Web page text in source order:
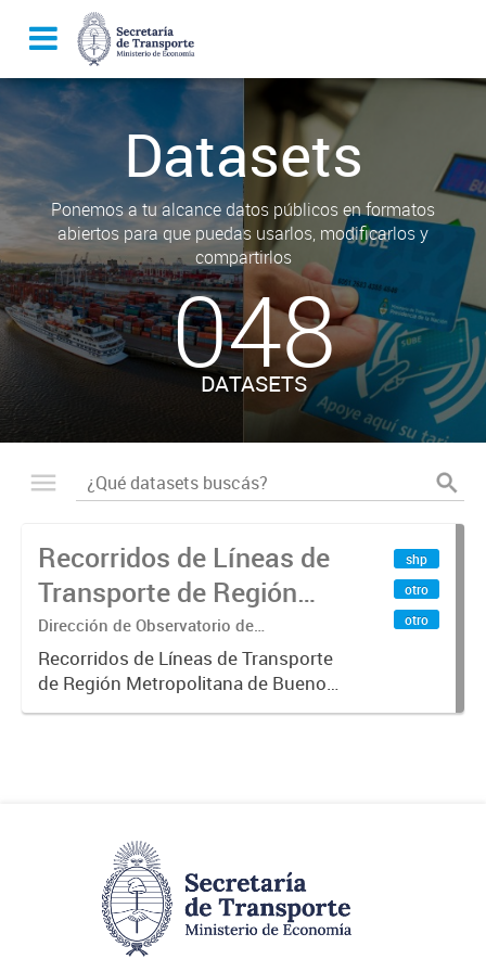
Datasets
Ponemos a tu alcance datos públicos en formatos
abiertos para que puedas usarlos, modificarlos y
compartirlos
048
DATASETS
Recorridos de Líneas de
Transporte de Región
Metropolitana de
Buenos Aires (RMBA)
Dirección de Observatorio de
Transporte, Estudio y Sistemas
Recorridos de Líneas de Transporte
de Región Metropolitana de Buenos
Aires (RMBA).-
shp
otro
otro